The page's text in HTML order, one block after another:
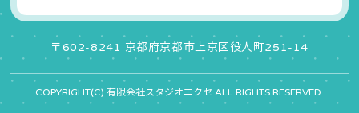
〒602-8241 京都府京都市上京区役人町251-14
COPYRIGHT(C) 有限会社スタジオエクセ ALL RIGHTS RESERVED.